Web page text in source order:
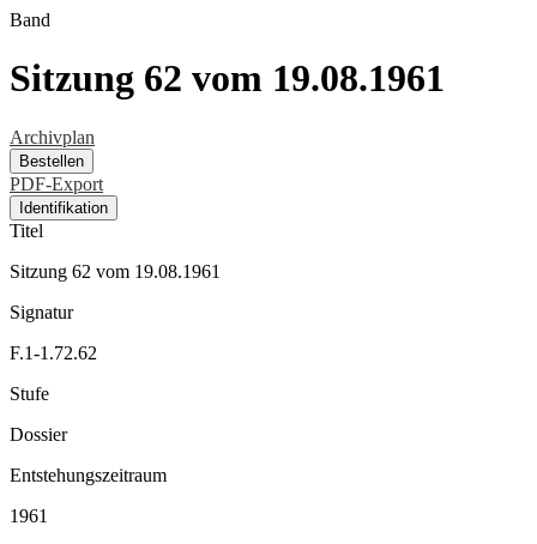
Band
Sitzung 62 vom 19.08.1961
Archivplan
Bestellen
PDF-Export
Identifikation
Titel
Sitzung 62 vom 19.08.1961
Signatur
F.1-1.72.62
Stufe
Dossier
Entstehungszeitraum
1961